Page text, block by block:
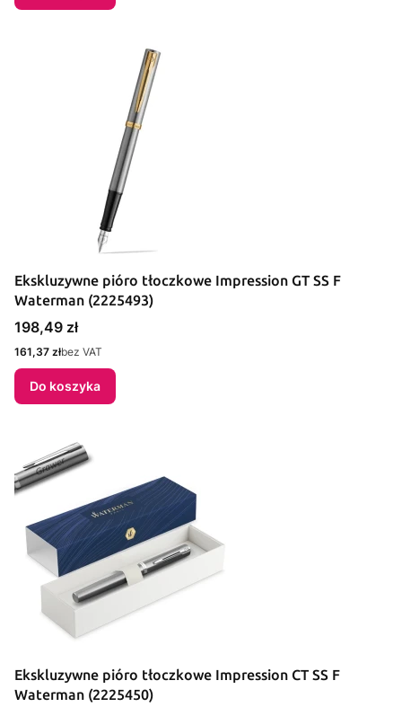
Ekskluzywne pióro tłoczkowe Impression GT SS F
Waterman (2225493)
Cena
198,49 zł
Cena
161,37 złbez VAT
Do koszyka
Ekskluzywne pióro tłoczkowe Impression CT SS F
Waterman (2225450)